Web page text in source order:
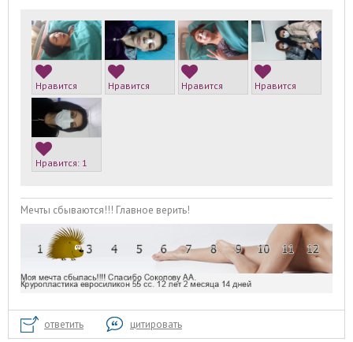
Нравится Нравится Нравится Нравится
Нравится: 1
Мечты сбываются!!! Главное верить!
ответить цитировать